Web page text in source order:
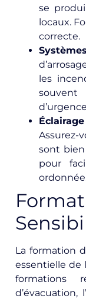
se
locaux.
correcte.
les
sont
pour
La formation
essentielle de
formations